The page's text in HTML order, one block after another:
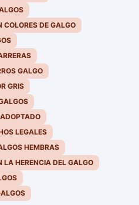
COLORES DE GALGO
GALGO
GRIS
LEGALES
HEMBRAS
LA HERENCIA DEL GALGO